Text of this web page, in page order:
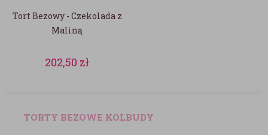
Tort Bezowy - Czekolada z
Maliną
202,50 zł
TORTY BEZOWE KOLBUDY